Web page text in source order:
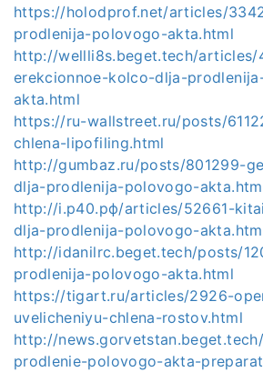
https://holodprof.net/articles/
prodlenija-polovogo-akta.html
http://wellli8s.beget.tech/articles/
erekcionnoe-kolco-dlja-
akta.html
https://ru-wallstreet.ru/posts/
chlena-lipofiling.html
http://gumbaz.ru/posts/801299-
dlja-prodlenija-polovogo-
http://i.р40.рф/articles/52661-
dlja-prodlenija-polovogo-
http://idanilrc.beget.tech/posts/
prodlenija-polovogo-akta.html
https://tigart.ru/articles/2926-
uvelicheniyu-chlena-rostov.html
http://
prodlenie-polovogo-akta-